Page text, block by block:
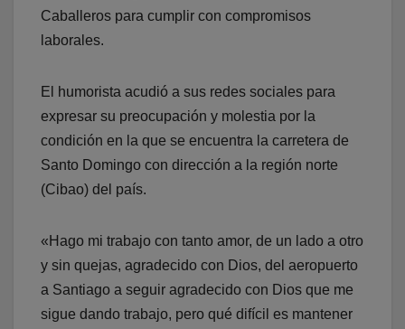
Caballeros para cumplir con compromisos
laborales.
El humorista acudió a sus redes sociales para
expresar su preocupación y molestia por la
condición en la que se encuentra la carretera de
Santo Domingo con dirección a la región norte
(Cibao) del país.
«Hago mi trabajo con tanto amor, de un lado a otro
y sin quejas, agradecido con Dios, del aeropuerto
a Santiago a seguir agradecido con Dios que me
sigue dando trabajo, pero qué difícil es mantener